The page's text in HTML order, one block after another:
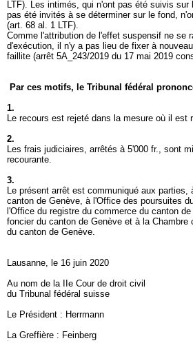
LTF). Les intimés, qui n'ont pas été suivis sur
pas été invités à se déterminer sur le fond,
(art. 68 al. 1 LTF).
Comme l'attribution de l'effet suspensif ne se
d'exécution, il n'y a pas lieu de fixer à
faillite (arrêt 5A_243/2019 du 17 mai 2019
Par ces motifs, le Tribunal fédéral
1.
Le recours est rejeté dans la mesure où il est
2.
Les frais judiciaires, arrêtés à 5'000 fr., sont
recourante.
3.
Le présent arrêt est communiqué aux
canton de Genève, à l'Office des poursuites
l'Office du registre du commerce du canton
foncier du canton de Genève et à la
du canton de Genève.
Lausanne, le 16 juin 2020
Au nom de la IIe Cour de droit civil
du Tribunal fédéral suisse
Le Président : Herrmann
La Greffière : Feinberg